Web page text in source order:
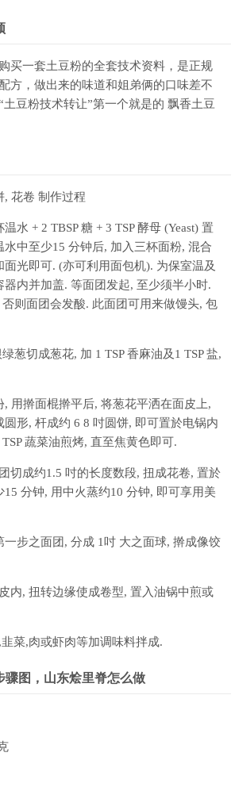
买一套土豆粉的全套技术资料，是正规
方，做出来的味道和姐弟俩的口味差不
豆粉技术转让”第一个就是的 飘香土豆
, 花卷 制作过程
水 + 2 TBSP 糖 + 3 TSP 酵母 (Yeast) 置
中至少15 分钟后, 加入三杯面粉, 混合
光即可. (亦可利用面包机). 为保室温及
内并加盖. 等面团发起, 至少须半小时.
则面团会发酸. 此面团可用来做馒头, 包
葱切成葱花, 加 1 TSP 香麻油及1 TSP 盐,
, 用擀面棍擀平后, 将葱花平洒在面皮上,
形, 杆成约 6 8 吋圆饼, 即可置於电锅内
蔬菜油煎烤, 直至焦黄色即可.
切成约1.5 吋的长度数段, 扭成花卷, 置於
分钟, 用中火蒸约10 分钟, 即可享用美
一步之面团, 分成 1吋 大之面球, 擀成像饺
内, 扭转边缘使成卷型, 置入油锅中煎或
菜,肉或虾肉等加调味料拌成.
骤图，山东烩里脊怎么做